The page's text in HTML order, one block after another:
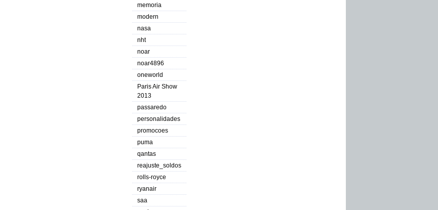
memoria
modern
nasa
nht
noar
noar4896
oneworld
Paris Air Show
2013
passaredo
personalidades
promocoes
puma
qantas
reajuste_soldos
rolls-royce
ryanair
saa